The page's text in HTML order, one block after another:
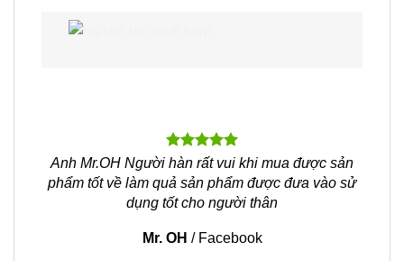
Anh Mr.OH Người hàn rất vui khi mua được sản
phẩm tốt về làm quả sản phẩm được đưa vào sử
dụng tốt cho người thân
Mr. OH / Facebook